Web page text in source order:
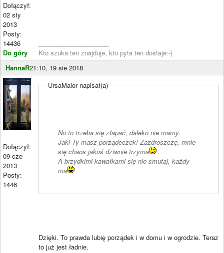
Dołączył:
02 sty
2013
Posty:
14436
Do góry
Kto szuka ten znajduje, kto pyta ten dostaje:-)
HannaR21:10, 19 sie 2018
Dołączył:
09 cze
2013
Posty:
1446
UrsaMaior napisał(a)
No to trzeba się złapać, daleko nie mamy.
Jaki Ty masz porządeczek! Zazdroszczę, mnie
się chaos jakoś dziwnie trzyma
A brzydkimi kawałkami się nie smutaj, każdy
ma
Dzięki. To prawda lubię porządek i w domu i w ogrodzie. Teraz
to już jest ładnie.